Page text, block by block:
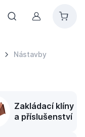
Můj účet
Nástavby
Zakládací klíny
a příslušenství